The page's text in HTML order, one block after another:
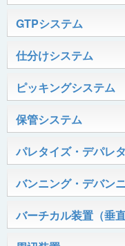
軽搬送コンベヤ
ベルコンミニ
ファインコンベヤ
マグネット駆動コン
ジャブコン®
プラスチックベル
オークラ キャリー
ケース搬送コンベヤ
ユニコンV
ユニコンJr
クールコンベヤ®Ⅱ
チェーン駆動ロー
チェーン駆動ロー
グラビティコンベヤ
ローラコンベヤ
ホイールコンベヤ
フリーカーブコン
モータローラ＆コンベヤ
モータローラ単体
モータローラコン
マテハン機器
オークラホッパー
ポータブルクレーン
生産終了品
GTPシステム
Skypod®（スカイポッ
AGVシステム
OKURUN® /TW300
仕分けシステム
ユニソーター
ハイスピードソーター
ディスクソーター
アングルソーター
クロスベルトソータ
ピッキングシステム
PTIシステム
ピカトルシリーズ
HASS（ハズ）シリー
ピックティーチャシス
保管システム
Quick Shuttle®
パレタイズ・デパレ
ロボットパレタイザ
ロボットパレタイ
ビジョンパレタイズシ
バンニング・デバン
トラックローダ「TL-
バーチカル装置（垂